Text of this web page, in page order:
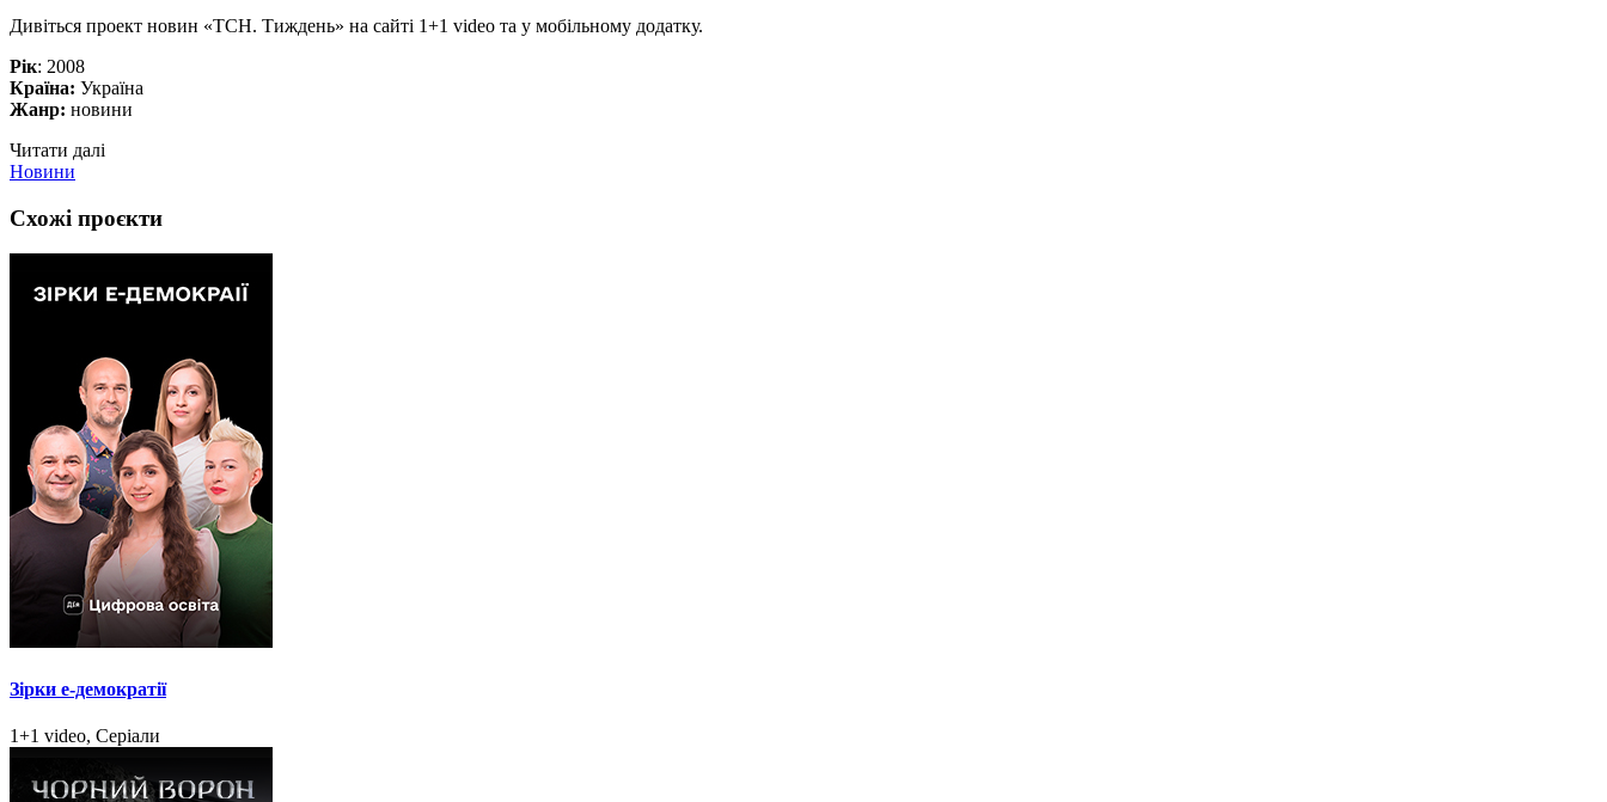
Дивіться проект новин «ТСН. Тиждень» на сайті 1+1 video та у мобільному додатку.
Рік: 2008
Країна: Україна
Жанр: новини
Читати далі
Новини
Схожі проєкти
Зірки e-демократії
1+1 video, Серіали